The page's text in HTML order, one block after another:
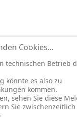
Cookies...
technischen Betrieb
könnte es also zu
kommen.
sehen Sie diese
Sie